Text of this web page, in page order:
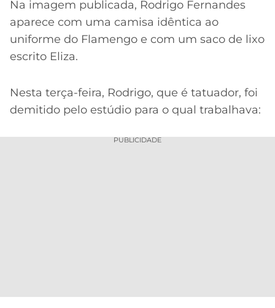
MELHORES
CASSINOS
ONLINE
VASCO
INTERNACIONAL
ATLÉTICO
LIGA
DOS
CAMPEÕES
Na imagem publicada, Rodrigo Fernandes
aparece com uma camisa idêntica ao
uniforme do Flamengo e com um saco de lixo
escrito Eliza.
Nesta terça-feira, Rodrigo, que é tatuador, foi
demitido pelo estúdio para o qual trabalhava:
PUBLICIDADE